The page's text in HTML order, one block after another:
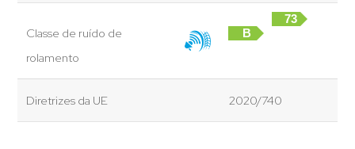
Classe de ruído de
rolamento
B
73
Diretrizes da UE 2020/740